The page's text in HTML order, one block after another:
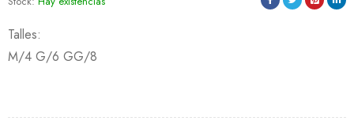
Talles:
M/4 G/6 GG/8